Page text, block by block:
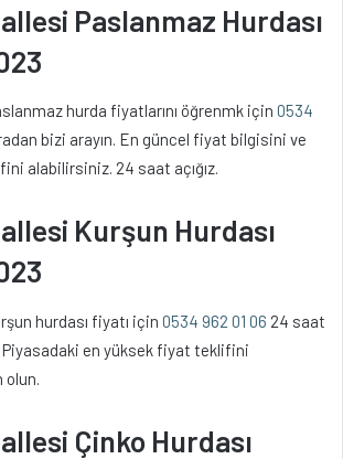
Paslanmaz Hurdası
hurda fiyatlarını öğrenmk için 0534
bizi arayın. En güncel fiyat bilgisini ve
alabilirsiniz. 24 saat açığız.
Kurşun Hurdası
hurdası fiyatı için 0534 962 01 06 24 saat
en yüksek fiyat teklifini
olun.
Çinko Hurdası